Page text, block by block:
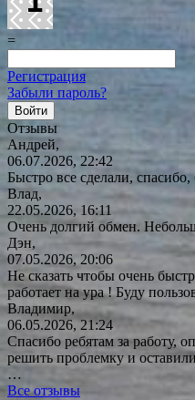
=
Регистрация
Забыли пароль?
Отзывы
Андрей,
06.07.2026, 22:42
Быстро все сделали, спасибо,
Влад,
22.05.2026, 16:11
Очень долгий обмен.
Дэн,
07.05.2026, 20:06
Не сказать чтобы очень
работает на ура ! Буду
Владимир,
06.05.2026, 21:24
Спасибо ребятам за работу,
решить проблемку и
…
Все отзывы